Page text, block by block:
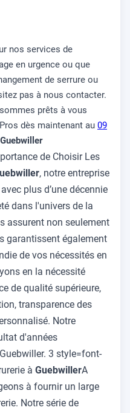
nos services de
en urgence ou que
de serrure ou
pas à nous contacter.
prêts à vous
dès maintenant au 09
Guebwiller
de Choisir Les
, notre entreprise
plus d’une décennie
dans l'univers de la
assurent non seulement
garantissent également
de vos nécessités en
en la nécessité
de qualité supérieure,
transparence des
Notre
d'années
3 style=font-
à GuebwillerA
à fournir un large
Notre série de